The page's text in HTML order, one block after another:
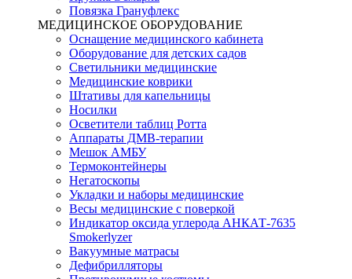
Повязка Грануфлекс
МЕДИЦИНСКОЕ ОБОРУДОВАНИЕ
Оснащение медицинского кабинета
Оборудование для детских садов
Светильники медицинские
Медицинские коврики
Штативы для капельницы
Носилки
Осветители таблиц Ротта
Аппараты ДМВ-терапии
Мешок АМБУ
Термоконтейнеры
Негатоскопы
Укладки и наборы медицинские
Весы медицинские с поверкой
Индикатор оксида углерода АНКАТ-7635
Smokerlyzer
Вакуумные матрасы
Дефибрилляторы